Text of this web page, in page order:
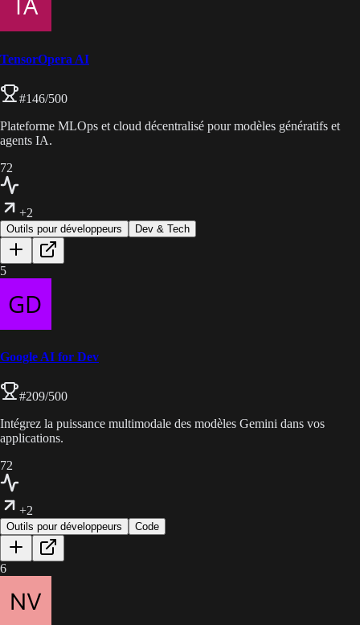
TensorOpera AI
#146/500
Plateforme MLOps et cloud décentralisé pour modèles génératifs et
agents IA.
72
+2
Outils pour développeurs Dev & Tech
5
Google AI for Dev
#209/500
Intégrez la puissance multimodale des modèles Gemini dans vos
applications.
72
+2
Outils pour développeurs Code
6